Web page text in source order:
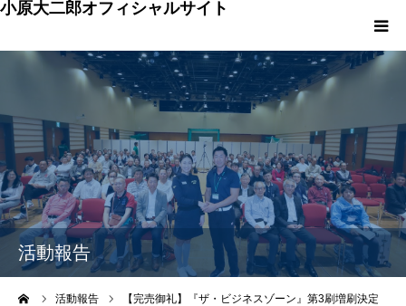
小原大二郎オフィシャルサイト
活動報告
活動報告
【完売御礼】『ザ・ビジネスゾーン』第3刷増刷決定
HOME
小原大二郎プロフィール
活動報告
イベント・レッスン